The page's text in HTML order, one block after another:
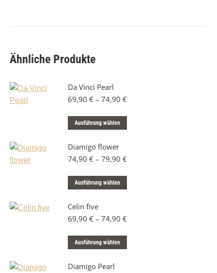
Ähnliche Produkte
Da Vinci Pearl
69,90 € – 74,90 €
Ausführung wählen
mehrere
können
Diamigo flower
74,90 € – 79,90 €
Ausführung wählen
mehrere
Celin five
69,90 € – 74,90 €
Ausführung wählen
Diamigo Pearl